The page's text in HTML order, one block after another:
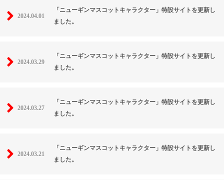
2024.04.01
「ニューギンマスコットキャラクター」特設サイトを更新し
ました。
2024.03.29
「ニューギンマスコットキャラクター」特設サイトを更新し
ました。
2024.03.27
「ニューギンマスコットキャラクター」特設サイトを更新し
ました。
2024.03.21
「ニューギンマスコットキャラクター」特設サイトを更新し
ました。